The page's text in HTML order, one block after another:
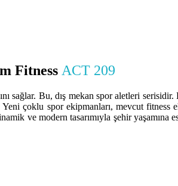
Fitness ACT 209
sağlar. Bu, dış mekan spor aletleri
çoklu spor ekipmanları, mevcut
ve modern tasarımıyla şehir yaşamına